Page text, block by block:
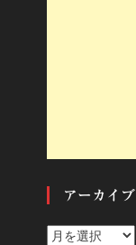
アーカイブ
ア